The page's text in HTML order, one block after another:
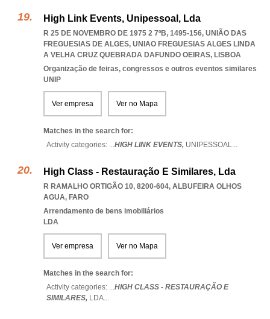
High Link Events, Unipessoal, Lda
R 25 DE NOVEMBRO DE 1975 2 7ºB, 1495-156, UNIÃO DAS
FREGUESIAS DE ALGES, UNIAO FREGUESIAS ALGES LINDA
A VELHA CRUZ QUEBRADA DAFUNDO OEIRAS, LISBOA
Organização de feiras, congressos e outros eventos similares
UNIP
Ver empresa Ver no Mapa
Matches in the search for:
Activity categories: ...HIGH LINK EVENTS, UNIPESSOAL...
High Class - Restauração E Similares, Lda
R RAMALHO ORTIGÃO 10, 8200-604, ALBUFEIRA OLHOS
AGUA, FARO
Arrendamento de bens imobiliários
LDA
Ver empresa Ver no Mapa
Matches in the search for:
Activity categories: ...HIGH CLASS - RESTAURAÇÃO E
SIMILARES, LDA...